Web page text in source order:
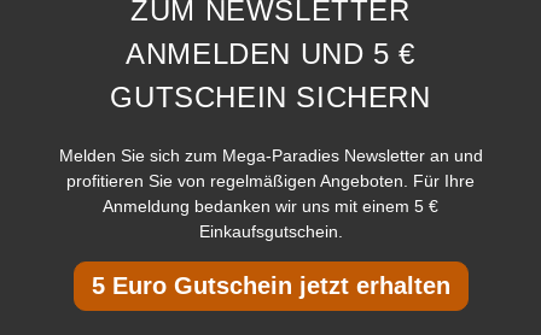
ZUM NEWSLETTER
ANMELDEN UND 5 €
GUTSCHEIN SICHERN
Melden Sie sich zum Mega-Paradies Newsletter an und
profitieren Sie von regelmäßigen Angeboten. Für Ihre
Anmeldung bedanken wir uns mit einem 5 €
Einkaufsgutschein.
5 Euro Gutschein jetzt erhalten